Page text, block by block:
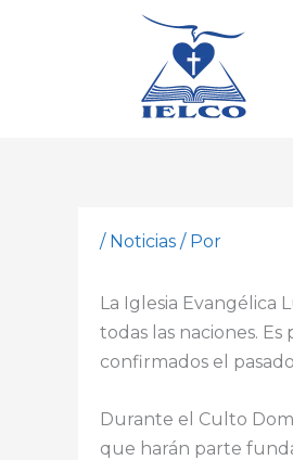
/ Noticias / Por
La Iglesia Evangélica
todas las naciones.
confirmados el
Durante el Culto
que harán parte